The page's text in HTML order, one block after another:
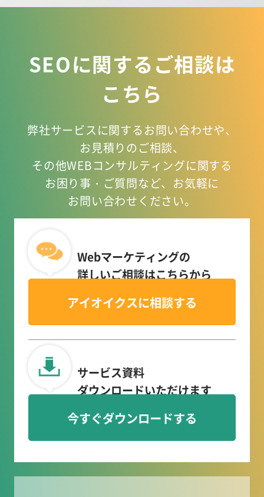
SEOに関するご相談は
こちら
弊社サービスに関するお問い合わせや、
お見積りのご相談、
その他WEBコンサルティングに関する
お困り事 ・ご質問など、お気軽に
お問い合わせください。
Webマーケティングの
詳しいご相談はこちらから
アイオイクスに相談する
サービス資料
ダウンロードいただけます
今すぐダウンロードする